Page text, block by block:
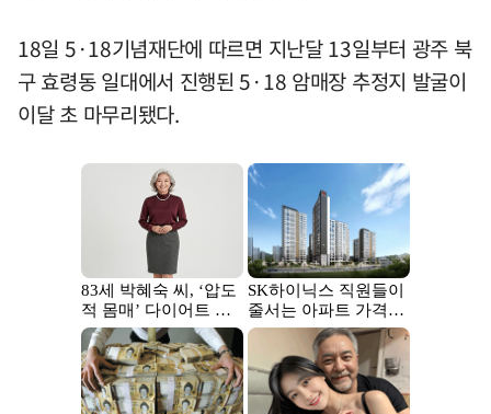
18일 5·18기념재단에 따르면 지난달 13일부터 광주 북
구 효령동 일대에서 진행된 5·18 암매장 추정지 발굴이
이달 초 마무리됐다.